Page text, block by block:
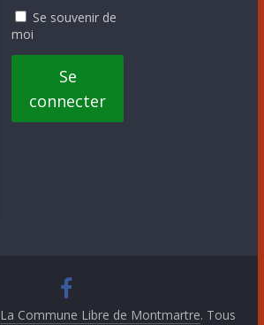
Se souvenir de
moi
Se
connecter
La Commune Libre de Montmartre. Tous